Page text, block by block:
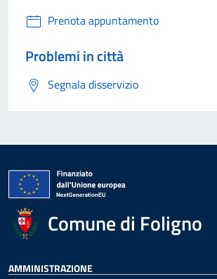
Prenota appuntamento
Problemi in città
Segnala disservizio
Comune di Foligno
AMMINISTRAZIONE